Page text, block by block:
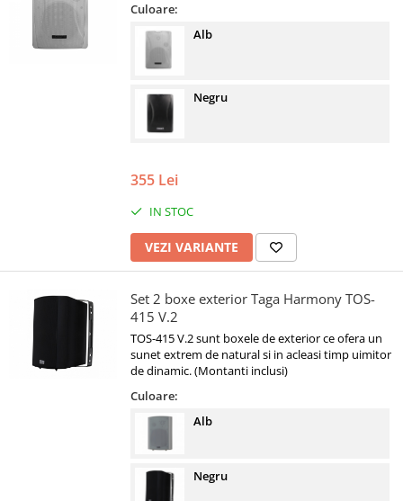
Culoare:
Alb
Negru
355 Lei
IN STOC
VEZI VARIANTE
Set 2 boxe exterior Taga Harmony TOS-
415 V.2
TOS-415 V.2 sunt boxele de exterior ce ofera un
sunet extrem de natural si in acleasi timp uimitor
de dinamic. (Montanti inclusi)
Culoare:
Alb
Negru